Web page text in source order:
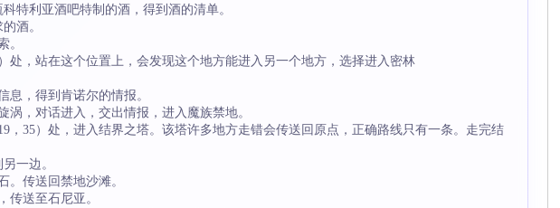
特利亚酒吧特制的酒，得到酒的清单。
酒。
。
处，站在这个位置上，会发现这个地方能进入另一个地方，选择进入密林
息，得到肯诺尔的情报。
涡，对话进入，交出情报，进入魔族禁地。
35）处，进入结界之塔。该塔许多地方走错会传送回原点，正确路线只有一条。走完结
一边。
。传送回禁地沙滩。
传送至石尼亚。